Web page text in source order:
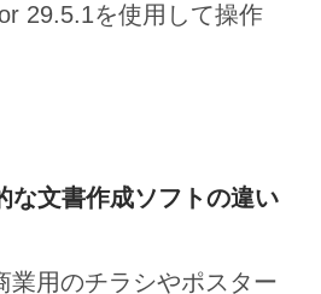
29.5.1を使用して操作
な文書作成ソフトの違い
業用のチラシやポスター